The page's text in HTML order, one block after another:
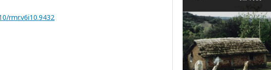
rmr.v6i10.9432